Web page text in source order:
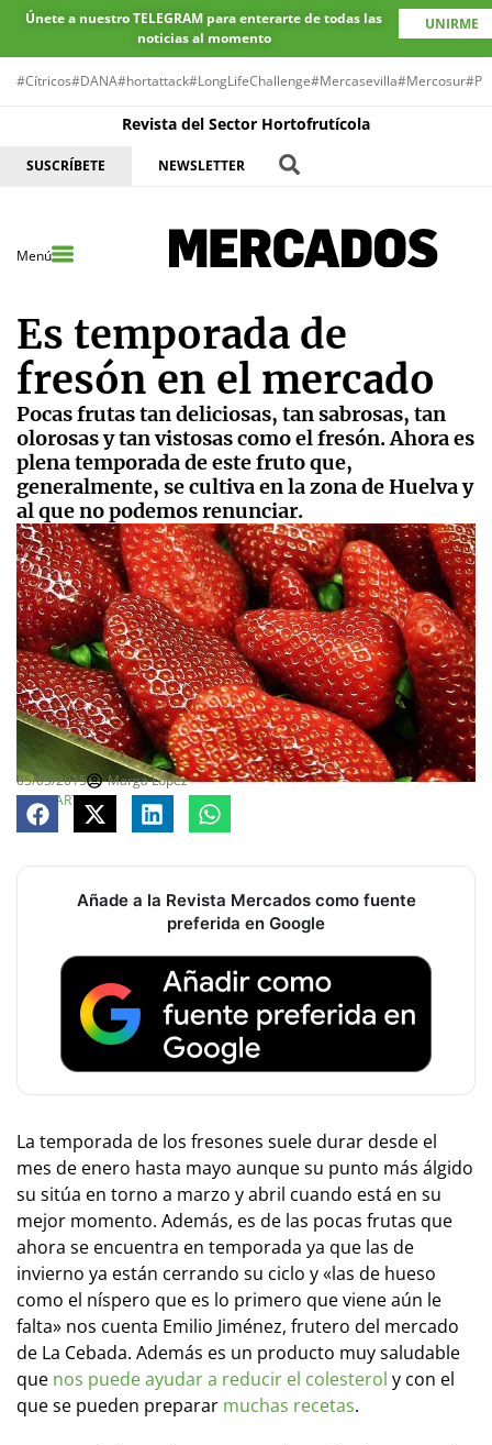
Únete a nuestro TELEGRAM para enterarte de todas las
noticias al momento
UNIRME
#Cítricos#DANA#hortattack#LongLifeChallenge#Mercasevilla#Mercosur
Revista del Sector Hortofrutícola
SUSCRÍBETE NEWSLETTER
Menú
Es temporada de
fresón en el mercado
Pocas frutas tan deliciosas, tan sabrosas, tan
olorosas y tan vistosas como el fresón. Ahora es
plena temporada de este fruto que,
generalmente, se cultiva en la zona de Huelva y
al que no podemos renunciar.
05/03/2015
Marga López
COMPARTE
Añade a la Revista Mercados como fuente
preferida en Google
La temporada de los fresones suele durar desde el
mes de enero hasta mayo aunque su punto más álgido
su sitúa en torno a marzo y abril cuando está en su
mejor momento. Además, es de las pocas frutas que
ahora se encuentra en temporada ya que las de
invierno ya están cerrando su ciclo y «las de hueso
como el níspero que es lo primero que viene aún le
falta» nos cuenta Emilio Jiménez, frutero del mercado
de La Cebada. Además es un producto muy saludable
que nos puede ayudar a reducir el colesterol y con el
que se pueden preparar muchas recetas.